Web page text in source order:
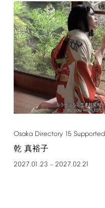
Osaka Directory 15 Supported
乾 真裕子
2027.01.23 – 2027.02.21